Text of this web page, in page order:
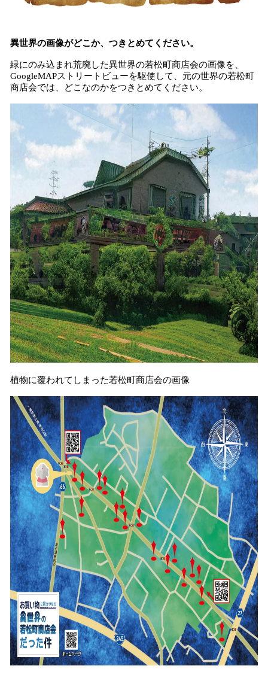
異世界の画像がどこか、つきとめてください。
緑にのみ込まれ荒廃した異世界の若松町商店会の画像を、
GoogleMAPストリートビューを駆使して、元の世界の若松町
商店会では、どこなのかをつきとめてください。
植物に覆われてしまった若松町商店会の画像